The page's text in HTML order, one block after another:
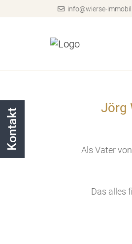
info@wierse-
Jörg
Als Vater
Das alles
Kontakt